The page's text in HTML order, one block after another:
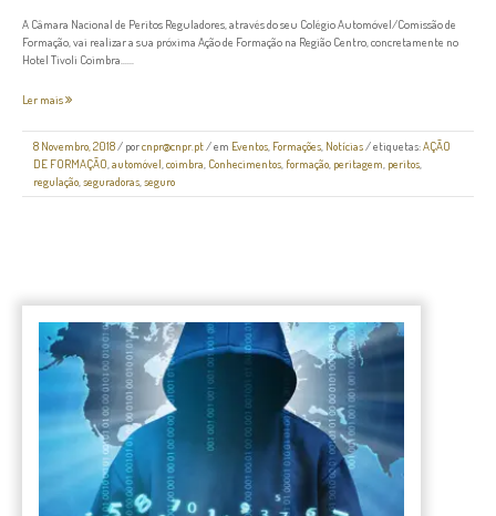
A Câmara Nacional de Peritos Reguladores, através do seu Colégio Automóvel/Comissão de
Formação, vai realizar a sua próxima Ação de Formação na Região Centro, concretamente no
Hotel Tivoli Coimbra......
Ler mais
8 Novembro, 2018/ porcnpr@cnpr.pt/ em Eventos, Formações, Notícias/ etiquetas:AÇÃO
DE FORMAÇÃO,automóvel,coimbra, Conhecimentos, formação, peritagem, peritos,
regulação,seguradoras,seguro